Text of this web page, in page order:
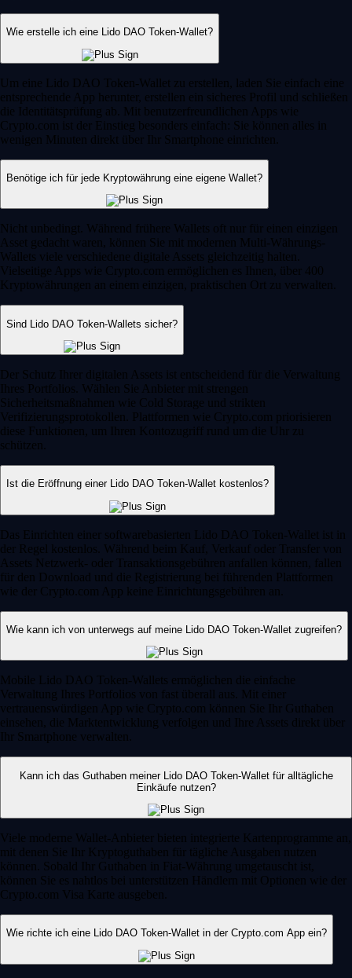
Wie erstelle ich eine Lido DAO Token-Wallet?
Um eine Lido DAO Token-Wallet zu erstellen, laden Sie einfach eine
entsprechende App herunter, erstellen ein sicheres Profil und schließen
die Identitätsprüfung ab. Mit benutzerfreundlichen Apps wie
Crypto.com ist der Einstieg besonders einfach: Sie können alles in
wenigen Minuten direkt über Ihr Smartphone einrichten.
Benötige ich für jede Kryptowährung eine eigene Wallet?
Nicht unbedingt. Während frühere Wallets oft nur für einen einzigen
Asset gedacht waren, können Sie mit modernen Multi-Währungs-
Wallets viele verschiedene digitale Assets gleichzeitig halten.
Vielseitige Apps wie Crypto.com ermöglichen es Ihnen, über 400
Kryptowährungen an einem einzigen, praktischen Ort zu verwalten.
Sind Lido DAO Token-Wallets sicher?
Der Schutz Ihrer digitalen Assets ist entscheidend für die Verwaltung
Ihres Portfolios. Wählen Sie Anbieter mit strengen
Sicherheitsmaßnahmen wie Cold Storage und strikten
Verifizierungsprotokollen. Plattformen wie Crypto.com priorisieren
diese Funktionen, um Ihren Kontozugriff rund um die Uhr zu
schützen.
Ist die Eröffnung einer Lido DAO Token-Wallet kostenlos?
Das Einrichten einer softwarebasierten Lido DAO Token-Wallet ist in
der Regel kostenlos. Während beim Kauf, Verkauf oder Transfer von
Assets Netzwerk- oder Transaktionsgebühren anfallen können, fallen
für den Download und die Registrierung bei führenden Plattformen
wie der Crypto.com App keine Einrichtungsgebühren an.
Wie kann ich von unterwegs auf meine Lido DAO Token-Wallet zugreifen?
Mobile Lido DAO Token-Wallets ermöglichen die einfache
Verwaltung Ihres Portfolios von fast überall aus. Mit einer
vertrauenswürdigen App wie Crypto.com können Sie Ihr Guthaben
einsehen, die Marktentwicklung verfolgen und Ihre Assets direkt über
Ihr Smartphone verwalten.
Kann ich das Guthaben meiner Lido DAO Token-Wallet für alltägliche
Einkäufe nutzen?
Viele moderne Wallet-Anbieter bieten integrierte Kartenprogramme an,
mit denen Sie Ihr Kryptoguthaben für tägliche Ausgaben nutzen
können. Sobald Ihr Guthaben in Fiat-Währung umgetauscht ist,
können Sie es nahtlos bei unterstützen Händlern mit Optionen wie der
Crypto.com Visa Karte ausgeben.
Wie richte ich eine Lido DAO Token-Wallet in der Crypto.com App ein?